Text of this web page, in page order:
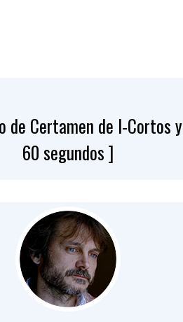
de Certamen de I-Cortos y
60 segundos ]